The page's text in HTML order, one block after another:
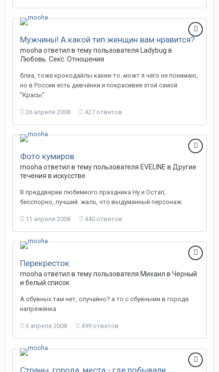
Мужчины! А какой тип женщин вам нравится?
mooha ответил в тему пользователя Ladybug в
Любовь. Секс. Отношения
блиа, тоже крокодайлы какие-то. можт я чего не понимаю,
но в России есть девчёнки и покрасивее этой самой
"Красы"
26 апреля 2008 427 ответов
Фото кумиров
mooha ответил в тему пользователя EVELINE в Другие
течения в искусстве
В преддверии любимиого праздника Ну и Остап,
бесспорно, лучший. жаль, что выдуманный персонаж.
11 апреля 2008 440 ответов
Перекресток
mooha ответил в тему пользователя Михаил в Черный
и белый список
А обувных там нет, случайно? а то с обувными в городе
напряжёнка
6 апреля 2008 499 ответов
Страны, города, места - где побывали